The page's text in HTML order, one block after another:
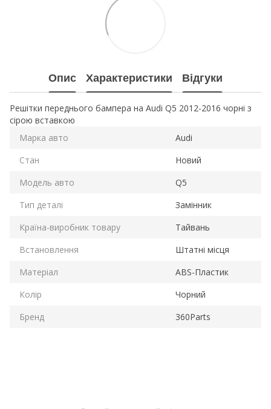
Опис Характеристики Відгуки
Решітки переднього бампера на Audi Q5 2012-2016 чорні з
сірою вставкою
Марка авто
Audi
Стан
Новий
Модель авто
Q5
Тип деталі
Замінник
Країна-виробник товару
Тайвань
Встановлення
Штатні місця
Матеріал
ABS-Пластик
Колір
Чорний
Бренд
360Parts